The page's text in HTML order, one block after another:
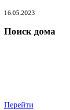
16.05.2023
Поиск дома
Перейти